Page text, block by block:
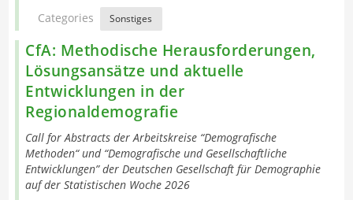
Categories
Sonstiges
CfA: Methodische Herausforderungen,
Lösungsansätze und aktuelle
Entwicklungen in der
Regionaldemografie
Call for Abstracts der Arbeitskreise “Demografische
Methoden“ und “Demografische und Gesellschaftliche
Entwicklungen” der Deutschen Gesellschaft für Demographie
auf der Statistischen Woche 2026